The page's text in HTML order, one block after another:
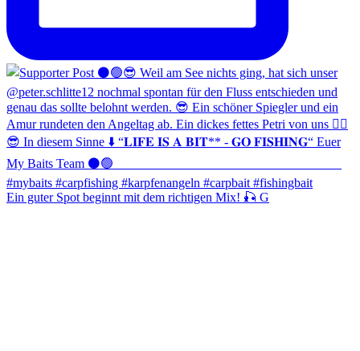
Ein guter Spot beginnt mit dem richtigen Mix! 🎣 G